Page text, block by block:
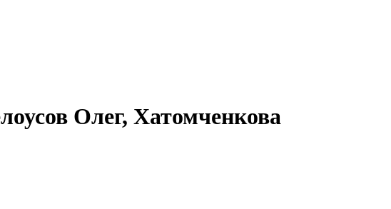
Олег, Хатомченкова